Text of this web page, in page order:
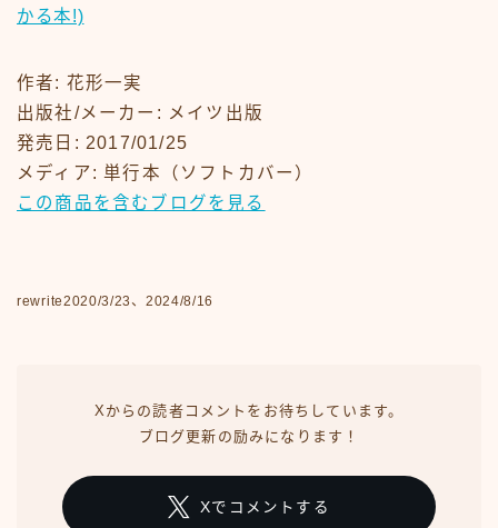
かる本!)
作者: 花形一実
出版社/メーカー: メイツ出版
発売日: 2017/01/25
メディア: 単行本（ソフトカバー）
この商品を含むブログを見る
rewrite2020/3/23、2024/8/16
Xからの読者コメントをお待ちしています。
ブログ更新の励みになります！
Xでコメントする